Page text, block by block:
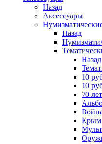
Назад
Аксессуары
Назад
Назад
10
10
70
Крым